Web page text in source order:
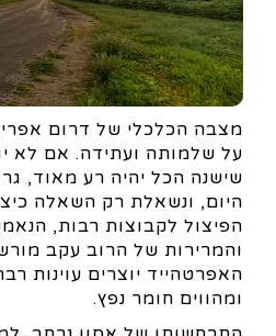
מצבה הכלכלי של דרום
על שלמותה ועתידה. אם לא
שישנה הכל יהיה רע מאוד,
היום, ונשאלת רק השאלה
הפיצול לקבוצות רבות,
והמרירות של הרוב עקב
האפרטהייד יוצרים עוינות
ומהווים חומר נפץ.